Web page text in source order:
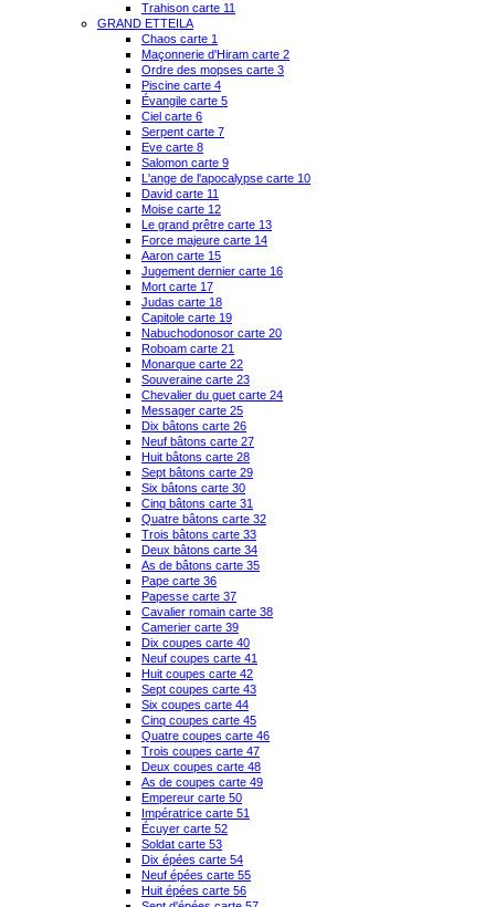
Trahison carte 11
GRAND ETTEILA
Chaos carte 1
Maçonnerie d'Hiram carte 2
Ordre des mopses carte 3
Piscine carte 4
Évangile carte 5
Ciel carte 6
Serpent carte 7
Eve carte 8
Salomon carte 9
L'ange de l'apocalypse carte 10
David carte 11
Moise carte 12
Le grand prêtre carte 13
Force majeure carte 14
Aaron carte 15
Jugement dernier carte 16
Mort carte 17
Judas carte 18
Capitole carte 19
Nabuchodonosor carte 20
Roboam carte 21
Monarque carte 22
Souveraine carte 23
Chevalier du guet carte 24
Messager carte 25
Dix bâtons carte 26
Neuf bâtons carte 27
Huit bâtons carte 28
Sept bâtons carte 29
Six bâtons carte 30
Cinq bâtons carte 31
Quatre bâtons carte 32
Trois bâtons carte 33
Deux bâtons carte 34
As de bâtons carte 35
Pape carte 36
Papesse carte 37
Cavalier romain carte 38
Camerier carte 39
Dix coupes carte 40
Neuf coupes carte 41
Huit coupes carte 42
Sept coupes carte 43
Six coupes carte 44
Cinq coupes carte 45
Quatre coupes carte 46
Trois coupes carte 47
Deux coupes carte 48
As de coupes carte 49
Empereur carte 50
Impératrice carte 51
Écuyer carte 52
Soldat carte 53
Dix épées carte 54
Neuf épées carte 55
Huit épées carte 56